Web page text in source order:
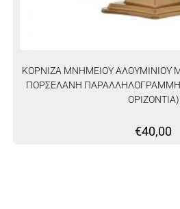
ΚΟΡΝΙΖΑ ΜΝΗΜΕΙΟΥ ΑΛΟΥΜΙΝΙΟΥ
ΠΟΡΣΕΛΑΝΗ ΠΑΡΑΛΛΗΛΟΓΡΑΜΜΗ
ΟΡΙΖΟΝΤΙΑ)
€40,00